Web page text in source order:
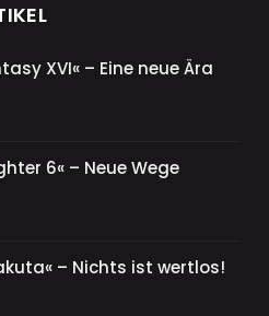
XVI« – Eine neue Ära
6« – Neue Wege
– Nichts ist wertlos!